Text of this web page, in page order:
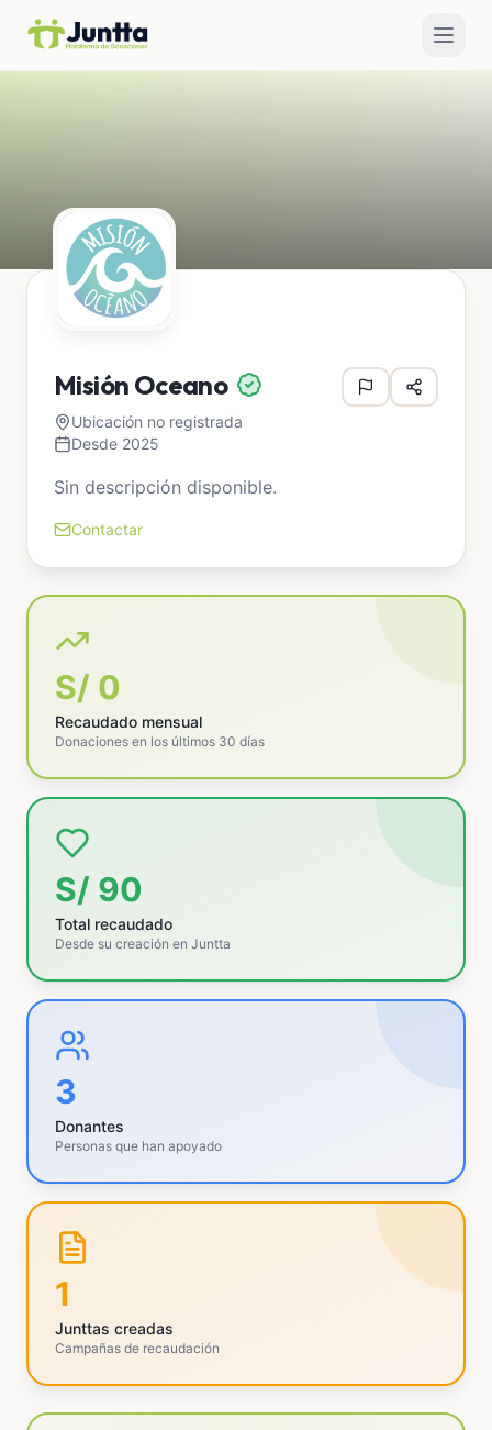
Misión Oceano
Ubicación no registrada
Desde 2025
Sin descripción disponible.
Contactar
S/ 0
Recaudado mensual
Donaciones en los últimos 30 días
S/ 90
Total recaudado
Desde su creación en Juntta
3
Donantes
Personas que han apoyado
1
Junttas creadas
Campañas de recaudación